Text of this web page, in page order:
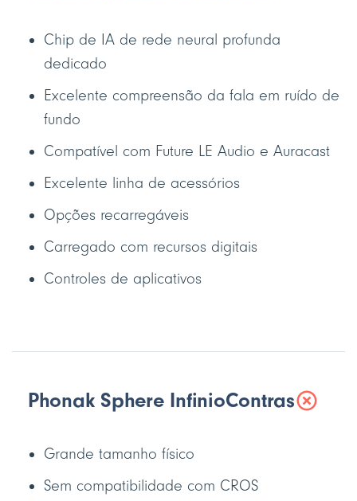
Chip de IA de rede neural profunda
dedicado
Excelente compreensão da fala em ruído de
fundo
Compatível com Future LE Audio e Auracast
Excelente linha de acessórios
Opções recarregáveis
Carregado com recursos digitais
Controles de aplicativos
Phonak Sphere InfinioContras
Grande tamanho físico
Sem compatibilidade com CROS